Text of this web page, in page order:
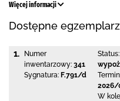
Więcej informacji
Dostępne
1.
Numer
inwentarzowy: 341
Sygnatura: F.791/d
Status:
2026/
W